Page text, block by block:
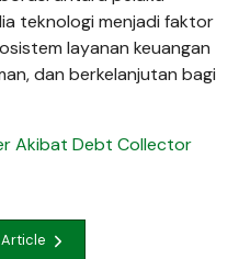
teknologi menjadi faktor
layanan keuangan
dan berkelanjutan bagi
Akibat Debt Collector
Article